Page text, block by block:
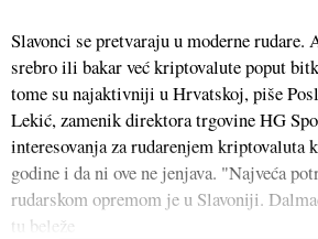
Slavonci se pretvaraju u moderne rudare.
srebro ili bakar već kriptovalute poput
tome su najaktivniji u Hrvatskoj, piše
Lekić, zamenik direktora trgovine HG
interesovanja za rudarenjem kriptovaluta
godine i da ni ove ne jenjava. "Najveća
rudarskom opremom je u Slavoniji.
tu beleže